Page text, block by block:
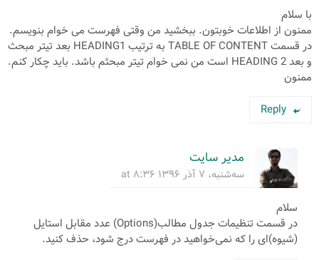
با سلام
ممنون از اطلاعات خوبتون. ببخشید من وقتی فهرست می خوام بنویسم.
در قسمت TABLE OF CONTENT به ترتیب HEADING1 بعد تیتر مبحث
و بعد HEADING 2 است من نمی خوام تیتر مبحثم باشد. باید چکار کنم.
ممنون
Reply
مدیر سایت
سه‌شنبه، ۷ آذر ۱۳۹۶ at ۸:۳۶
سلام
در قسمت تنظیمات جدول مطالب(Options) عدد مقابل استایل
(شیوه)ای را که نمی‌خواهید در فهرست درج شود، حذف کنید.